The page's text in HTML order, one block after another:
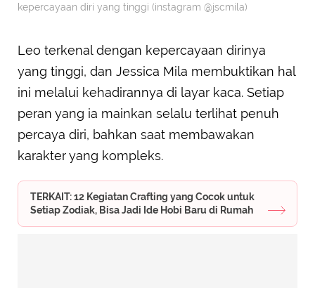
kepercayaan diri yang tinggi (instagram @jscmila)
Leo terkenal dengan kepercayaan dirinya
yang tinggi, dan Jessica Mila membuktikan hal
ini melalui kehadirannya di layar kaca. Setiap
peran yang ia mainkan selalu terlihat penuh
percaya diri, bahkan saat membawakan
karakter yang kompleks.
TERKAIT: 12 Kegiatan Crafting yang Cocok untuk
Setiap Zodiak, Bisa Jadi Ide Hobi Baru di Rumah